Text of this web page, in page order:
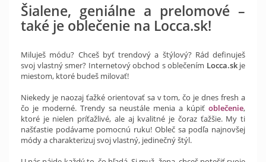
Šialene, geniálne a prelomové –
také je oblečenie na Locca.sk!
Miluješ módu? Chceš byť trendový a štýlový? Rád definuješ
svoj vlastný smer? Internetový obchod s oblečením Locca.skje
miestom, ktoré budeš milovať!
Niekedy je naozaj ťažké orientovať sa v tom, čo je dnes fresh a
čo je moderné. Trendy sa neustále menia a kúpiť oblečenie,
ktoré je nielen príťažlivé, ale aj kvalitné je čoraz ťažšie. My ti
našťastie podávame pomocnú ruku! Obleč sa podľa najnovšej
módy a charakterizuj svoj vlastný, jedinečný štýl.